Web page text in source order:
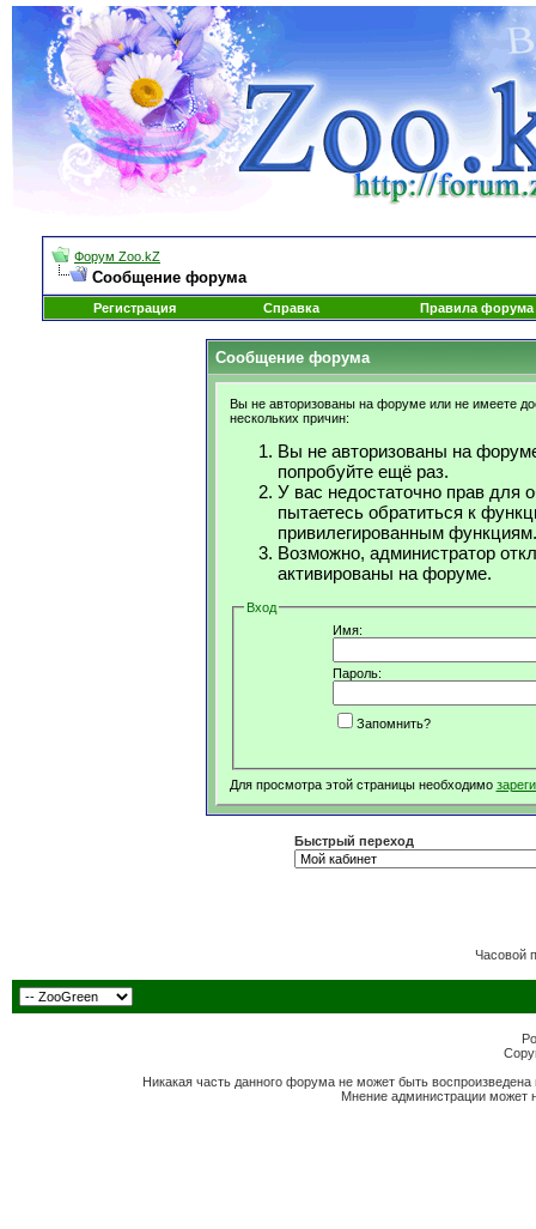
Форум Zoo.kZ
Сообщение форума
Регистрация Справка Правила форума
Сообщение форума
Вы не авторизованы на форуме или не имеете
нескольких причин:
Вы не авторизованы на
попробуйте ещё раз.
У вас недостаточно прав для
пытаетесь обратиться к
привилегированным функциям.
Возможно, администратор
активированы на форуме.
Вход
Имя:
Пароль:
Запомнить?
Для просмотра этой страницы необходимо
Быстрый переход
Часовой
Никакая часть данного форума не может быть
Мнение администрации может